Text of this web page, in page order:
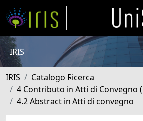
IRIS
IRIS
Catalogo Ricerca
4 Contributo in Atti di Convegno
4.2 Abstract in Atti di convegno